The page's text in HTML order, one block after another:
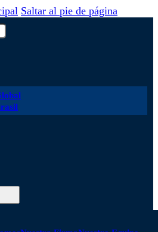
Saltar al pie de página